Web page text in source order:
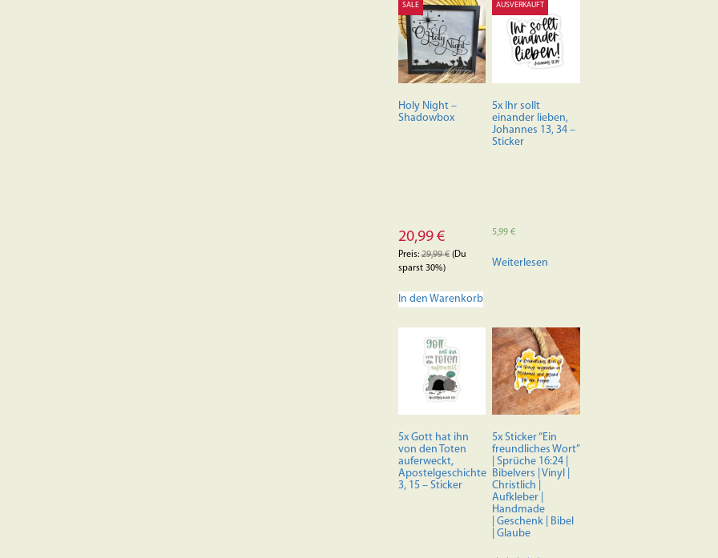
Die
Optionen
können
auf
der
gewählt
werden
SALE
Holy Night –
Shadowbox
20,99 €
Preis:29,99€(Du
sparst 30%)
In den Warenkorb
AUSVERKAUFT
5x Ihr sollt
einander lieben,
Johannes 13, 34 –
Sticker
5,99€
Weiterlesen
5x Gott hat ihn
von den Toten
auferweckt,
Apostelgeschichte
3, 15 – Sticker
5x Sticker “Ein
freundliches Wort”
| Sprüche 16:24 |
Bibelvers | Vinyl |
Christlich |
Aufkleber |
Handmade
| Geschenk | Bibel
| Glaube